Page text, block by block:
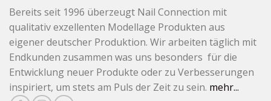
Bereits seit 1996 überzeugt Nail Connection mit
qualitativ exzellenten Modellage Produkten aus
eigener deutscher Produktion. Wir arbeiten täglich mit
Endkunden zusammen was uns besonders für die
Entwicklung neuer Produkte oder zu Verbesserungen
inspiriert, um stets am Puls der Zeit zu sein. mehr...